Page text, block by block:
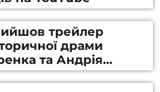
трейлер
драми
та Андрія